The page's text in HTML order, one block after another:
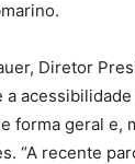
Diretor
a
forma geral e,
“A recente